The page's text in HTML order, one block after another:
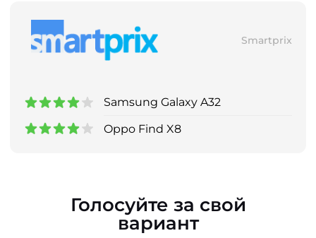
Smartprix
Samsung Galaxy A32
Oppo Find X8
Голосуйте за свой
вариант